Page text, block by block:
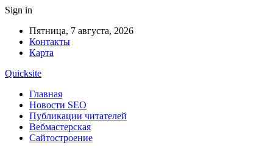
Sign in
Пятница, 7 августа, 2026
Контакты
Карта
Quicksite
Главная
Новости SEO
Публикации читателей
Вебмастерская
Сайтостроение